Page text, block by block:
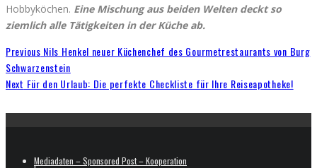
Hobbyköchen. Eine Mischung aus beiden Welten deckt so
ziemlich alle Tätigkeiten in der Küche ab.
Previous Nils Henkel neuer Küchenchef des Gourmetrestaurants von Burg
Schwarzenstein
Next Für den Urlaub: Die perfekte Checkliste für Ihre Reiseapotheke!
Mediadaten – Sponsored Post – Kooperation